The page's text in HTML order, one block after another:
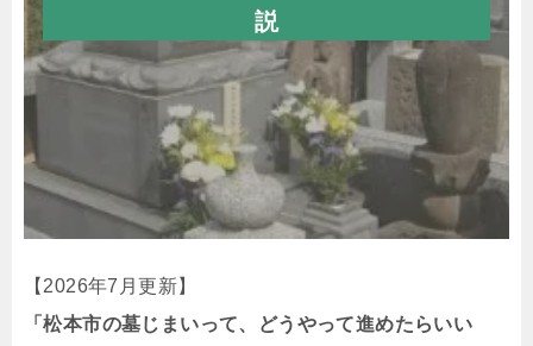
説
【2026年7月更新】
「松本市の墓じまいって、どうやって進めたらいい